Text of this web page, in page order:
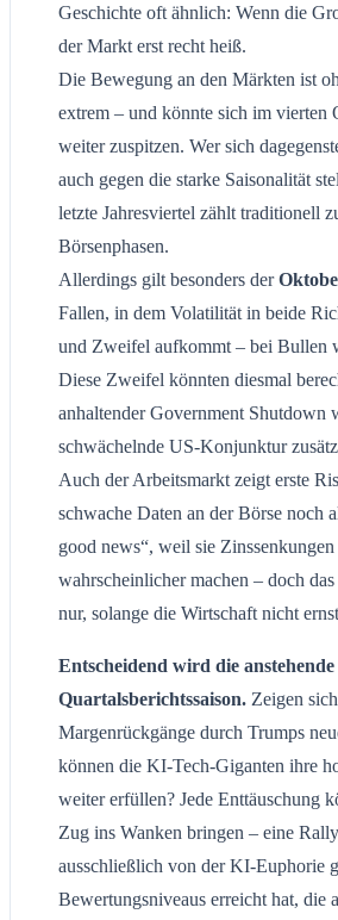
Geschichte oft ähnlich: Wenn die
der Markt erst recht heiß.
Die Bewegung an den Märkten ist
extrem – und könnte sich im vierten
weiter zuspitzen. Wer sich
auch gegen die starke Saisonalität
letzte Jahresviertel zählt traditionell
Börsenphasen.
Allerdings gilt besonders der
Fallen, in dem Volatilität in beide
und Zweifel aufkommt – bei Bullen
Diese Zweifel könnten diesmal
anhaltender Government Shutdown
schwächelnde US-Konjunktur
Auch der Arbeitsmarkt zeigt erste
schwache Daten an der Börse noch
good news“, weil sie Zinssenkungen
wahrscheinlicher machen – doch
nur, solange die Wirtschaft nicht
Entscheidend wird die anstehende
Quartalsberichtssaison. Zeigen sich
Margenrückgänge durch Trumps
können die KI-Tech-Giganten ihre
weiter erfüllen? Jede Enttäuschung
Zug ins Wanken bringen – eine
ausschließlich von der KI-Euphorie
Bewertungsniveaus erreicht hat, die